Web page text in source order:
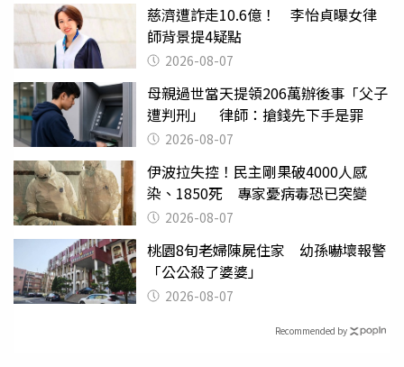
慈濟遭詐走10.6億！ 李怡貞曝女律
師背景提4疑點
2026-08-07
母親過世當天提領206萬辦後事「父子
遭判刑」 律師：搶錢先下手是罪
2026-08-07
伊波拉失控！民主剛果破4000人感
染、1850死 專家憂病毒恐已突變
2026-08-07
桃園8旬老婦陳屍住家 幼孫嚇壞報警
「公公殺了婆婆」
2026-08-07
Recommended by